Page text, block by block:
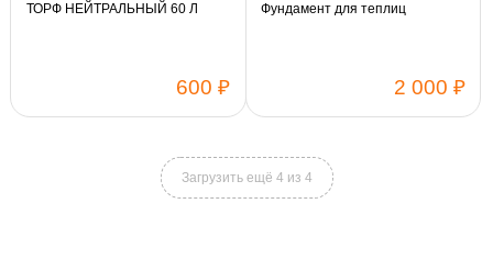
ТОРФ НЕЙТРАЛЬНЫЙ 60 Л
600 ₽
Фундамент для теплиц
2 000 ₽
Каркас 3 X 4 м
Загрузить ещё 4 из 4